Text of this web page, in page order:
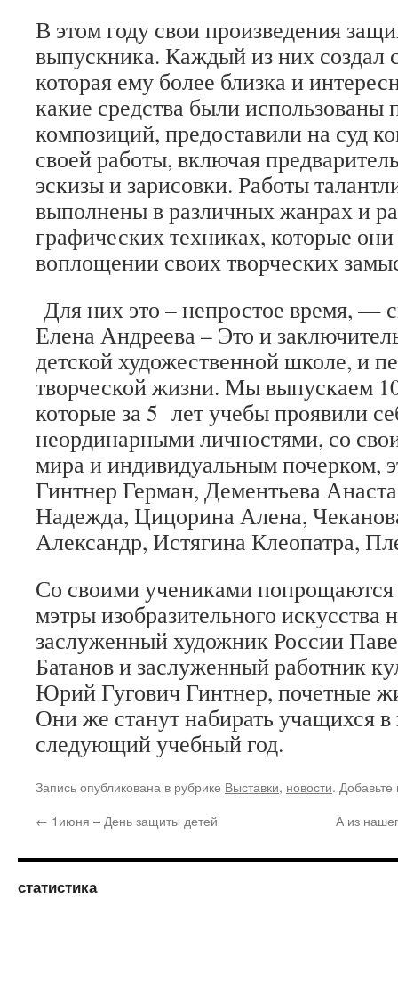
В этом году свои произведения
выпускника. Каждый из них создал
которая ему более близка и
какие средства были использованы
композиций, предоставили на суд
своей работы, включая
эскизы и зарисовки. Работы
выполнены в различных жанрах и
графических техниках, которые
воплощении своих творческих
Для них это – непростое время, —
Елена Андреева – Это и
детской художественной школе, и
творческой жизни. Мы выпускаем
которые за 5 лет учебы проявили
неординарными личностями, со
мира и индивидуальным почерком,
Гинтнер Герман, Дементьева
Надежда, Цицорина Алена,
Александр, Истягина Клеопатра,
Со своими учениками попрощаются
мэтры изобразительного искусства
заслуженный художник России
Батанов и заслуженный работник
Юрий Гугович Гинтнер, почетные
Они же станут набирать учащихся
следующий учебный год.
Запись опубликована в рубрике Выставки, новости.
← 1июня – День защиты детей А из
статистика